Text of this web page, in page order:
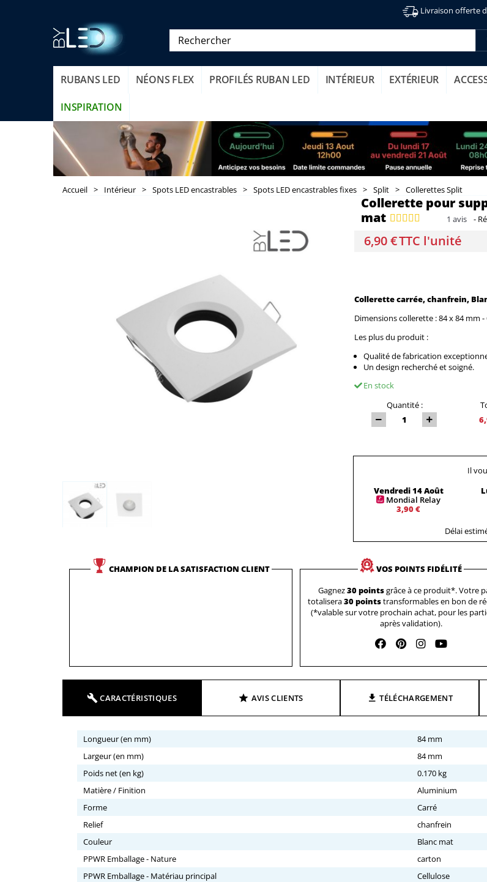
Livraison offerte
RUBANS LED NÉONS FLEX PROFILÉS RUBAN LED INTÉRIEUR EXTÉRIEUR
INSPIRATION
Accueil > Intérieur > Spots LED encastrables > Spots LED encastrables fixes > Split > Collerettes Split
Collerette pour
mat
1 avis -
6,90 €TTC l'unité
Collerette carrée, chanfrein,
Dimensions collerette : 84 x 84 mm
Les plus du produit :
Qualité de fabrication
Un design recherché et soigné.
En stock
Quantité :
Il
Vendredi 14 Août
Mondial Relay
3,90 €
Délai
CHAMPION DE LA SATISFACTION CLIENT
VOS POINTS FIDÉLITÉ
Gagnez30 pointsgrâce à ce produit*. Votre
totalisera30 pointstransformables en bon de
(*valable sur votre prochain achat, pour les
après validation).
CARACTÉRISTIQUES AVIS CLIENTS TÉLÉCHARGEMENT
Longueur (en mm)
84 mm
Largeur (en mm)
84 mm
Poids net (en kg)
0.170 kg
Matière / Finition
Aluminium
Forme
Carré
Relief
chanfrein
Couleur
Blanc mat
PPWR Emballage - Nature
carton
PPWR Emballage - Matériau principal
Cellulose